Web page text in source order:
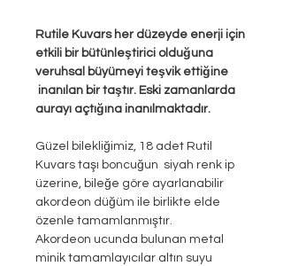
Rutile Kuvars her düzeyde enerji için
etkili bir bütünleştirici olduğuna
veruhsal büyümeyi teşvik ettiğine
inanılan bir taştır. Eski zamanlarda
aurayı açtığına inanılmaktadır.
Güzel bilekliğimiz, 18 adet Rutil
Kuvars taşı boncuğun siyah renk ip
üzerine, bileğe göre ayarlanabilir
akordeon düğüm ile birlikte elde
özenle tamamlanmıştır.
Akordeon ucunda bulunan metal
minik tamamlayıcılar altın suyu